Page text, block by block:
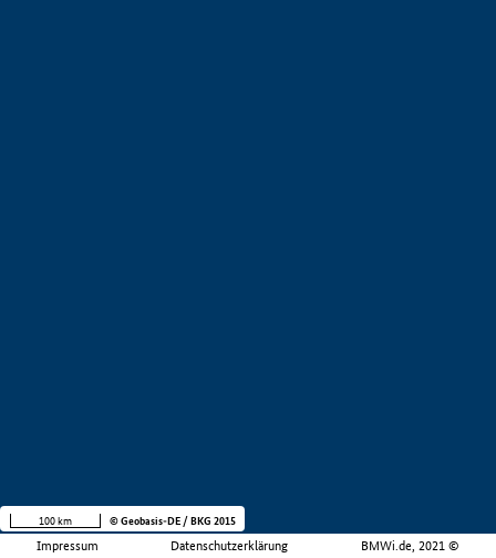
Impressum Datenschutzerklärung BMWi.de, 2021 ©
100 km © Geobasis-DE / BKG 2015